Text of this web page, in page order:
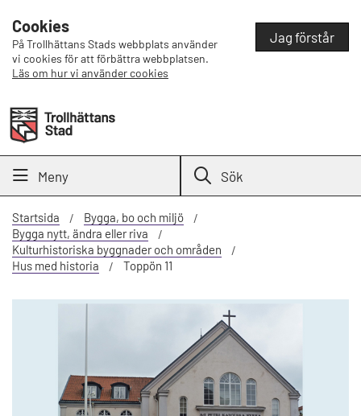
Cookies
På Trollhättans Stads webbplats använder
vi cookies för att förbättra webbplatsen.
Läs om hur vi använder cookies
Jag förstår
Meny Sök
Startsida
Bygga, bo och miljö
Bygga nytt, ändra eller riva
Kulturhistoriska byggnader och områden
Hus med historia
Toppön 11